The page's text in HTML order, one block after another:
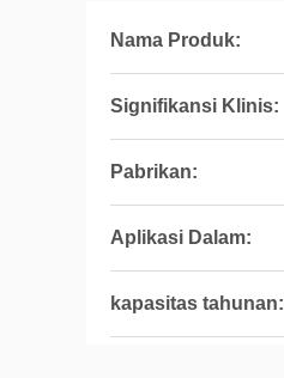
Nama Produk:
Signifikansi Klinis:
Pabrikan:
Aplikasi Dalam:
kapasitas tahunan: